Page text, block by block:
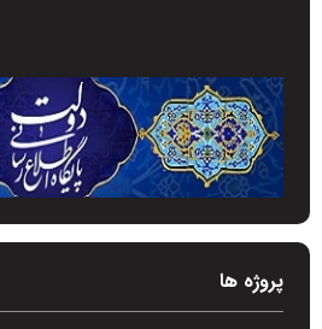
پروژه ها